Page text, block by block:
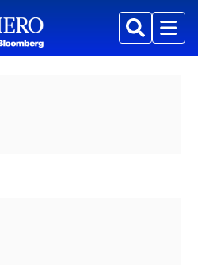
BuscarMenu